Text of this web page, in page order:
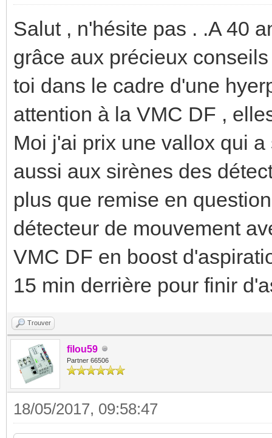
Salut , n'hésite pas . .A 40
grâce aux précieux
toi dans le cadre d'une
attention à la VMC DF ,
Moi j'ai prix une vallox qui
aussi aux sirènes des
plus que remise en
détecteur de mouvement
VMC DF en boost
15 min derrière pour finir
Trouver
filou59
Partner 66506
18/05/2017, 09:58:47